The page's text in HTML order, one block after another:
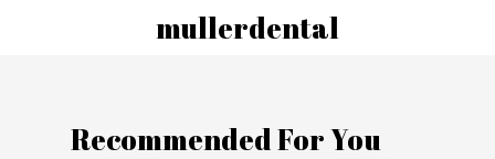
mullerdental
Recommended For You